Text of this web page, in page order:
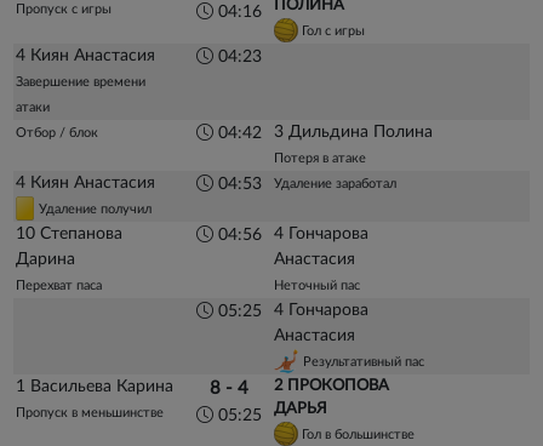
Пропуск с игры 04:16 ПОЛИНА
Гол с игры
4 Киян Анастасия
Завершение времени
атаки
04:23
Отбор / блок 04:42 3 Дильдина Полина
Потеря в атаке
4 Киян Анастасия
Удаление получил
04:53 Удаление заработал
10 Степанова
Дарина
Перехват паса
04:56
4 Гончарова
Анастасия
Неточный пас
05:25
4 Гончарова
Анастасия
Результативный пас
1 Васильева Карина
Пропуск в меньшинстве
8 - 4
05:25
2 ПРОКОПОВА
ДАРЬЯ
Гол в большинстве